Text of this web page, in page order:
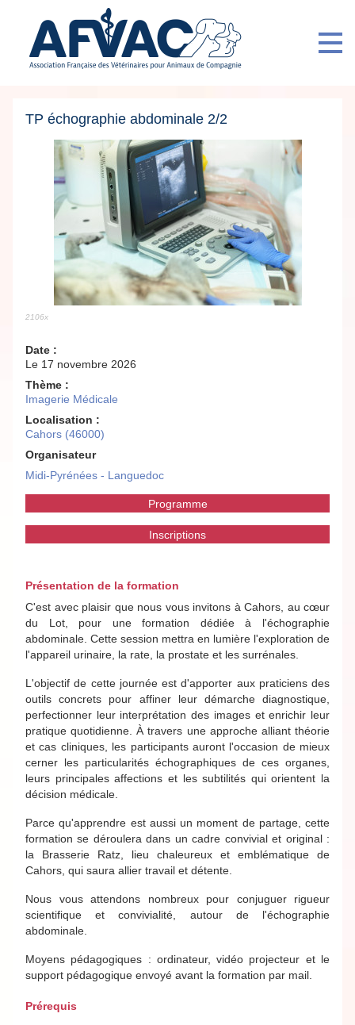
TP échographie abdominale 2/2
2106x
Date :
Le 17 novembre 2026
Thème :
Imagerie Médicale
Localisation :
Cahors (46000)
Organisateur
Midi-Pyrénées - Languedoc
Programme
Inscriptions
Présentation de la formation
C'est avec plaisir que nous vous invitons à Cahors, au cœur
du Lot, pour une formation dédiée à l'échographie
abdominale. Cette session mettra en lumière l'exploration de
l'appareil urinaire, la rate, la prostate et les surrénales.
L'objectif de cette journée est d'apporter aux praticiens des
outils concrets pour affiner leur démarche diagnostique,
perfectionner leur interprétation des images et enrichir leur
pratique quotidienne. À travers une approche alliant théorie
et cas cliniques, les participants auront l'occasion de mieux
cerner les particularités échographiques de ces organes,
leurs principales affections et les subtilités qui orientent la
décision médicale.
Parce qu'apprendre est aussi un moment de partage, cette
formation se déroulera dans un cadre convivial et original :
la Brasserie Ratz, lieu chaleureux et emblématique de
Cahors, qui saura allier travail et détente.
Nous vous attendons nombreux pour conjuguer rigueur
scientifique et convivialité, autour de l'échographie
abdominale.
Moyens pédagogiques : ordinateur, vidéo projecteur et le
support pédagogique envoyé avant la formation par mail.
Prérequis